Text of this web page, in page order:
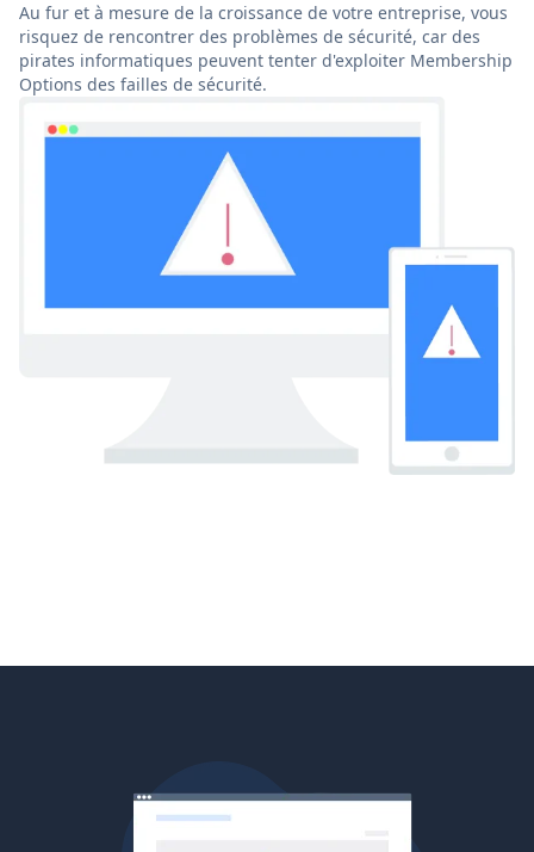
Au fur et à mesure de la croissance de votre entreprise, vous
risquez de rencontrer des problèmes de sécurité, car des
pirates informatiques peuvent tenter d'exploiter Membership
Options des failles de sécurité.